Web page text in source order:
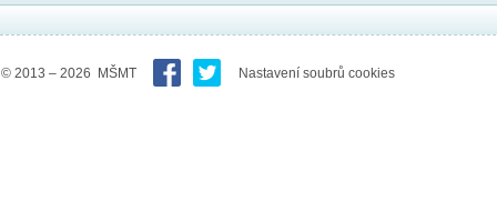
© 2013 – 2026 MŠMT Nastavení soubrů cookies